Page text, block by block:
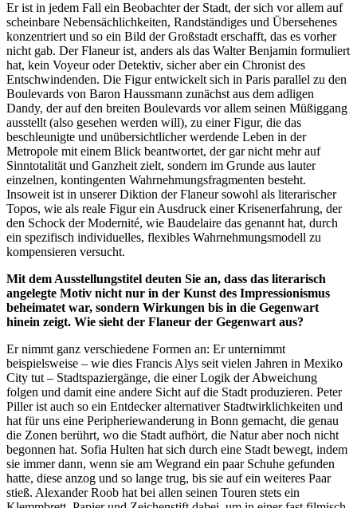
Er ist in jedem Fall ein Beobachter der Stadt, der sich vor allem auf
scheinbare Nebensächlichkeiten, Randständiges und Übersehenes
konzentriert und so ein Bild der Großstadt erschafft, das es vorher
nicht gab. Der Flaneur ist, anders als das Walter Benjamin formuliert
hat, kein Voyeur oder Detektiv, sicher aber ein Chronist des
Entschwindenden. Die Figur entwickelt sich in Paris parallel zu den
Boulevards von Baron Haussmann zunächst aus dem adligen
Dandy, der auf den breiten Boulevards vor allem seinen Müßiggang
ausstellt (also gesehen werden will), zu einer Figur, die das
beschleunigte und unübersichtlicher werdende Leben in der
Metropole mit einem Blick beantwortet, der gar nicht mehr auf
Sinntotalität und Ganzheit zielt, sondern im Grunde aus lauter
einzelnen, kontingenten Wahrnehmungsfragmenten besteht.
Insoweit ist in unserer Diktion der Flaneur sowohl als literarischer
Topos, wie als reale Figur ein Ausdruck einer Krisenerfahrung, der
den Schock der Modernité, wie Baudelaire das genannt hat, durch
ein spezifisch individuelles, flexibles Wahrnehmungsmodell zu
kompensieren versucht.
Mit dem Ausstellungstitel deuten Sie an, dass das literarisch
angelegte Motiv nicht nur in der Kunst des Impressionismus
beheimatet war, sondern Wirkungen bis in die Gegenwart
hinein zeigt. Wie sieht der Flaneur der Gegenwart aus?
Er nimmt ganz verschiedene Formen an: Er unternimmt
beispielsweise – wie dies Francis Alys seit vielen Jahren in Mexiko
City tut – Stadtspaziergänge, die einer Logik der Abweichung
folgen und damit eine andere Sicht auf die Stadt produzieren. Peter
Piller ist auch so ein Entdecker alternativer Stadtwirklichkeiten und
hat für uns eine Peripheriewanderung in Bonn gemacht, die genau
die Zonen berührt, wo die Stadt aufhört, die Natur aber noch nicht
begonnen hat. Sofia Hulten hat sich durch eine Stadt bewegt, indem
sie immer dann, wenn sie am Wegrand ein paar Schuhe gefunden
hatte, diese anzog und so lange trug, bis sie auf ein weiteres Paar
stieß. Alexander Roob hat bei allen seinen Touren stets ein